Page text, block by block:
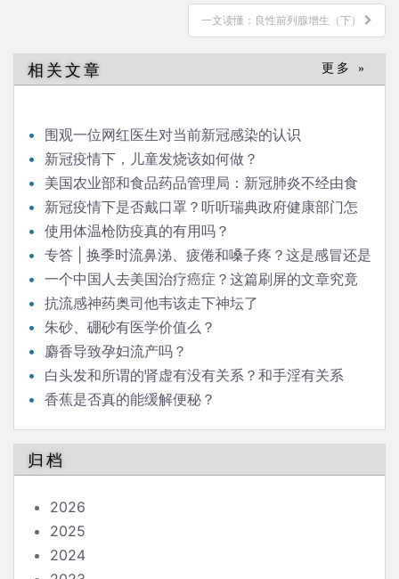
一文读懂：良性前列腺增生（下）
相关文章 更多 »
围观一位网红医生对当前新冠感染的认识
新冠疫情下，儿童发烧该如何做？
美国农业部和食品药品管理局：新冠肺炎不经由食
品或食品包装传播
新冠疫情下是否戴口罩？听听瑞典政府健康部门怎
么说使用体温枪防疫真的有用吗？
专答 | 换季时流鼻涕、疲倦和嗓子疼？这是感冒还是
过敏？
一个中国人去美国治疗癌症？这篇刷屏的文章究竟
该怎么解读
抗流感神药奥司他韦该走下神坛了
朱砂、硼砂有医学价值么？
麝香导致孕妇流产吗？
白头发和所谓的肾虚有没有关系？和手淫有关系
吗？手淫到底有没有害？中医所谓的肾虚症状是什么原
香蕉是否真的能缓解便秘？
归档
2026
2025
2024